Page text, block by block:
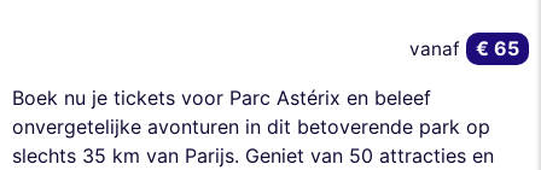
Boek nu je tickets voor Parc Astérix en beleef
onvergetelijke avonturen in dit betoverende park op
slechts 35 km van Parijs. Geniet van 50 attracties en
vanaf € 65